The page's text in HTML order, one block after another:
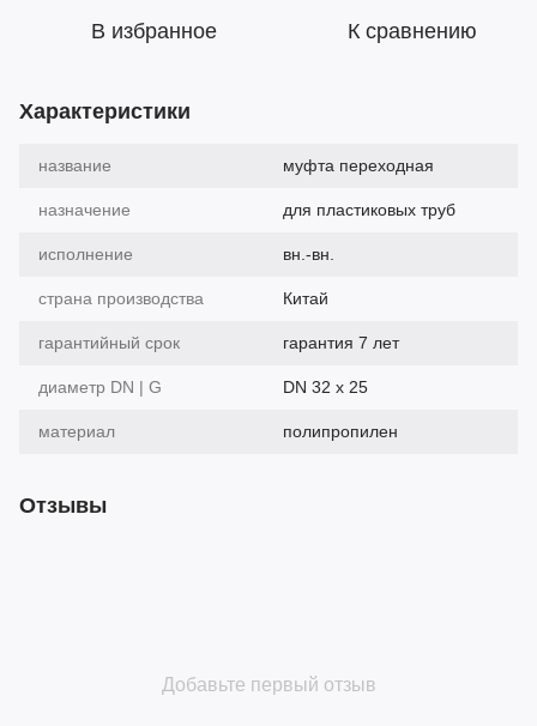
В избранное К сравнению
Характеристики
название муфта переходная
назначение для пластиковых труб
исполнение вн.-вн.
страна производства Китай
гарантийный срок гарантия 7 лет
диаметр DN | G DN 32 х 25
материал полипропилен
Отзывы
Добавьте первый отзыв